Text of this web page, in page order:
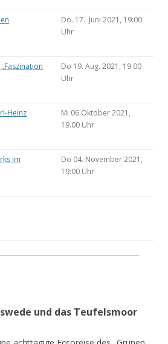
Do. 17. Juni 2021, 19:00
Uhr
Do 19. Aug. 2021, 19:00
Uhr
Heinz
Mi 06.Oktober 2021,
19.00 Uhr
im
Do 04. November 2021,
19:00 Uhr
und das Teufelsmoor